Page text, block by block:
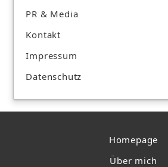
PR & Media
Kontakt
Impressum
Datenschutz
Homepage
Über mich